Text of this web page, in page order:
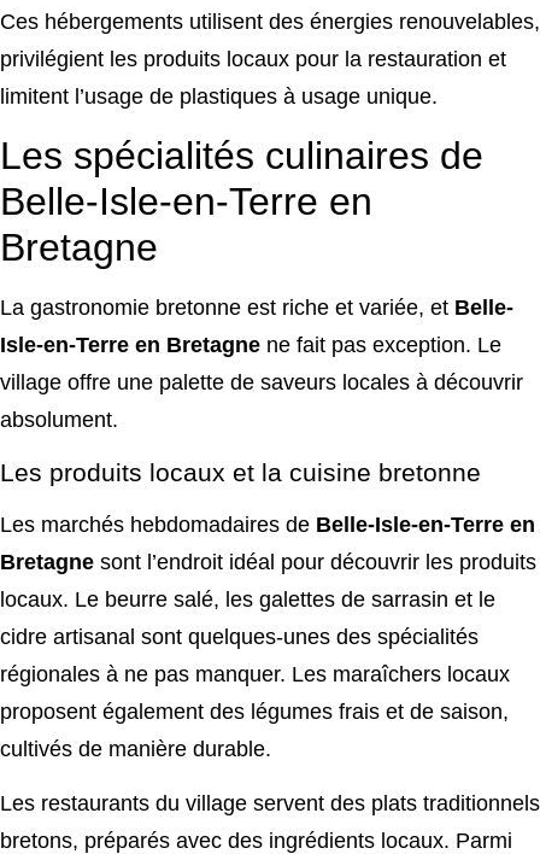
Ces hébergements utilisent des énergies renouvelables,
privilégient les produits locaux pour la restauration et
limitent l’usage de plastiques à usage unique.
Les spécialités culinaires de
Belle-Isle-en-Terre en
Bretagne
La gastronomie bretonne est riche et variée, et Belle-
Isle-en-Terre en Bretagne ne fait pas exception. Le
village offre une palette de saveurs locales à découvrir
absolument.
Les produits locaux et la cuisine bretonne
Les marchés hebdomadaires de Belle-Isle-en-Terre en
Bretagne sont l’endroit idéal pour découvrir les produits
locaux. Le beurre salé, les galettes de sarrasin et le
cidre artisanal sont quelques-unes des spécialités
régionales à ne pas manquer. Les maraîchers locaux
proposent également des légumes frais et de saison,
cultivés de manière durable.
Les restaurants du village servent des plats traditionnels
bretons, préparés avec des ingrédients locaux. Parmi